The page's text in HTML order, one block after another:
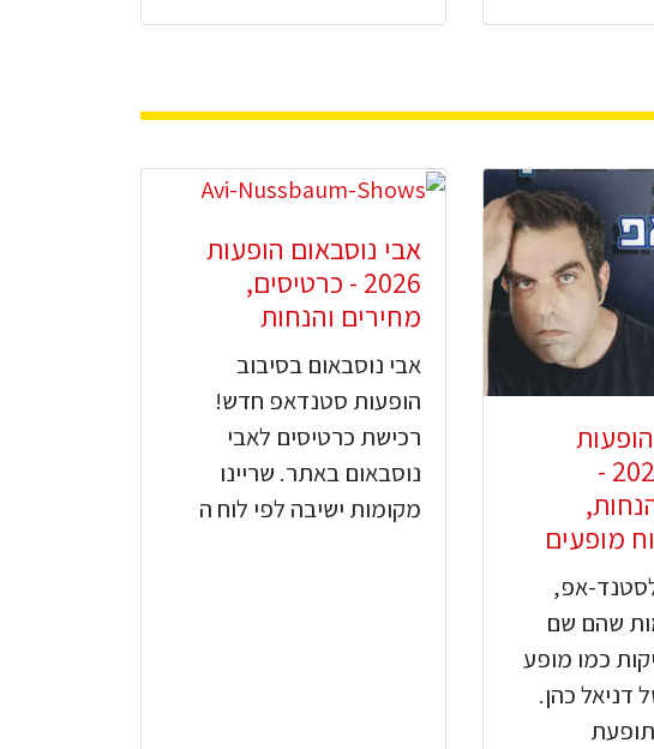
סטנדאפ 2026 -
מופעים
אפ,
שהם שם
כמו מופע
דניאל כהן.
אבי נוסבאום הופעות
2026 - כרטיסים,
מחירים והנחות
אבי נוסבאום בסיבוב
הופעות סטנדאפ חדש!
רכישת כרטיסים לאבי
נוסבאום באתר. שריינו
מקומות ישיבה לפי לוח ה